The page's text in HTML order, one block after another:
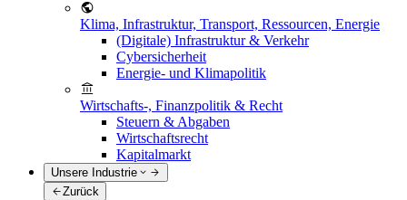
Klima, Infrastruktur, Transport, Ressourcen, Energie
(Digitale) Infrastruktur & Verkehr
Cybersicherheit
Energie- und Klimapolitik
Wirtschafts-, Finanzpolitik & Recht
Steuern & Abgaben
Wirtschaftsrecht
Kapitalmarkt
Unsere Industrie
Zurück